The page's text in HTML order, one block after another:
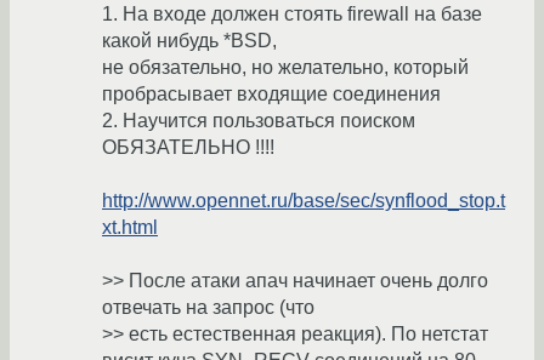
1. На входе должен стоять firewall на базе
какой нибудь *BSD,
не обязательно, но желательно, который
пробрасывает входящие соединения
2. Научится пользоваться поиском
ОБЯЗАТЕЛЬНО !!!!
http://www.opennet.ru/base/sec/synflood_stop.t
xt.html
>> После атаки апач начинает очень долго
отвечать на запрос (что
>> есть естественная реакция). По нетстат